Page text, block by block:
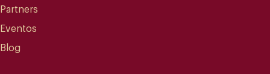
Partners
Eventos
Blog